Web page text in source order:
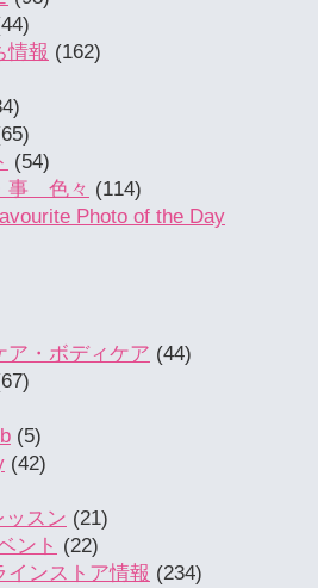
情報 (162)
(54)
事 色々 (114)
Photo of the Day
ア・ボディケア (44)
(5)
(42)
ッスン (21)
ント (22)
ンストア情報 (234)